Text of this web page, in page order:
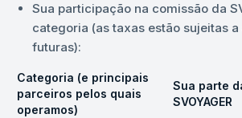
Sua participação na comissão da
categoria (as taxas estão sujeitas
futuras):
Categoria (e principais
parceiros pelos quais
operamos)
Sua parte
SVOYAGER